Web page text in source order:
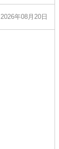
2026年08月20日